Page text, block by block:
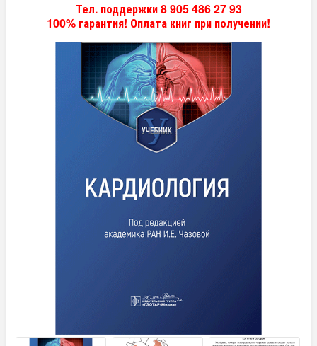
Тел. поддержки 8 905 486 27 93
100% гарантия! Оплата книг при получении!